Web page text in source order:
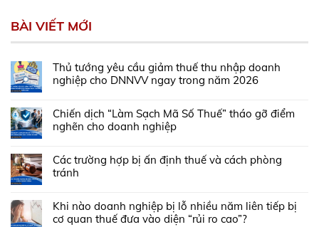
BÀI VIẾT MỚI
Thủ tướng yêu cầu giảm thuế thu nhập doanh
nghiệp cho DNNVV ngay trong năm 2026
Chiến dịch “Làm Sạch Mã Số Thuế” tháo gỡ điểm
nghẽn cho doanh nghiệp
Các trường hợp bị ấn định thuế và cách phòng
tránh
Khi nào doanh nghiệp bị lỗ nhiều năm liên tiếp bị
cơ quan thuế đưa vào diện “rủi ro cao”?